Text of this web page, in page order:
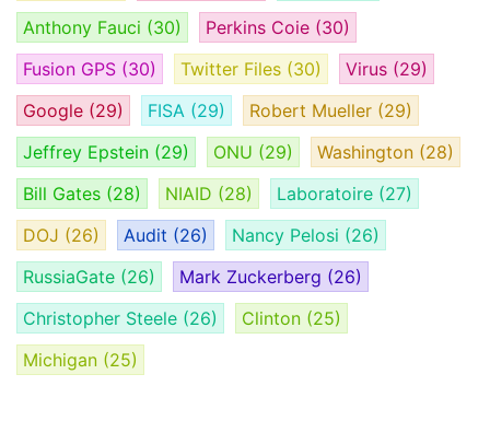
Anthony Fauci (30) Perkins Coie (30)
Fusion GPS (30) Twitter Files (30) Virus (29)
Google (29) FISA (29) Robert Mueller (29)
Jeffrey Epstein (29) ONU (29) Washington (28)
Bill Gates (28) NIAID (28) Laboratoire (27)
DOJ (26) Audit (26) Nancy Pelosi (26)
RussiaGate (26) Mark Zuckerberg (26)
Christopher Steele (26) Clinton (25)
Michigan (25)